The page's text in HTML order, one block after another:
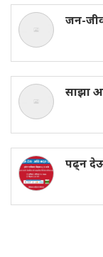
जन-
साझा
पढ्न